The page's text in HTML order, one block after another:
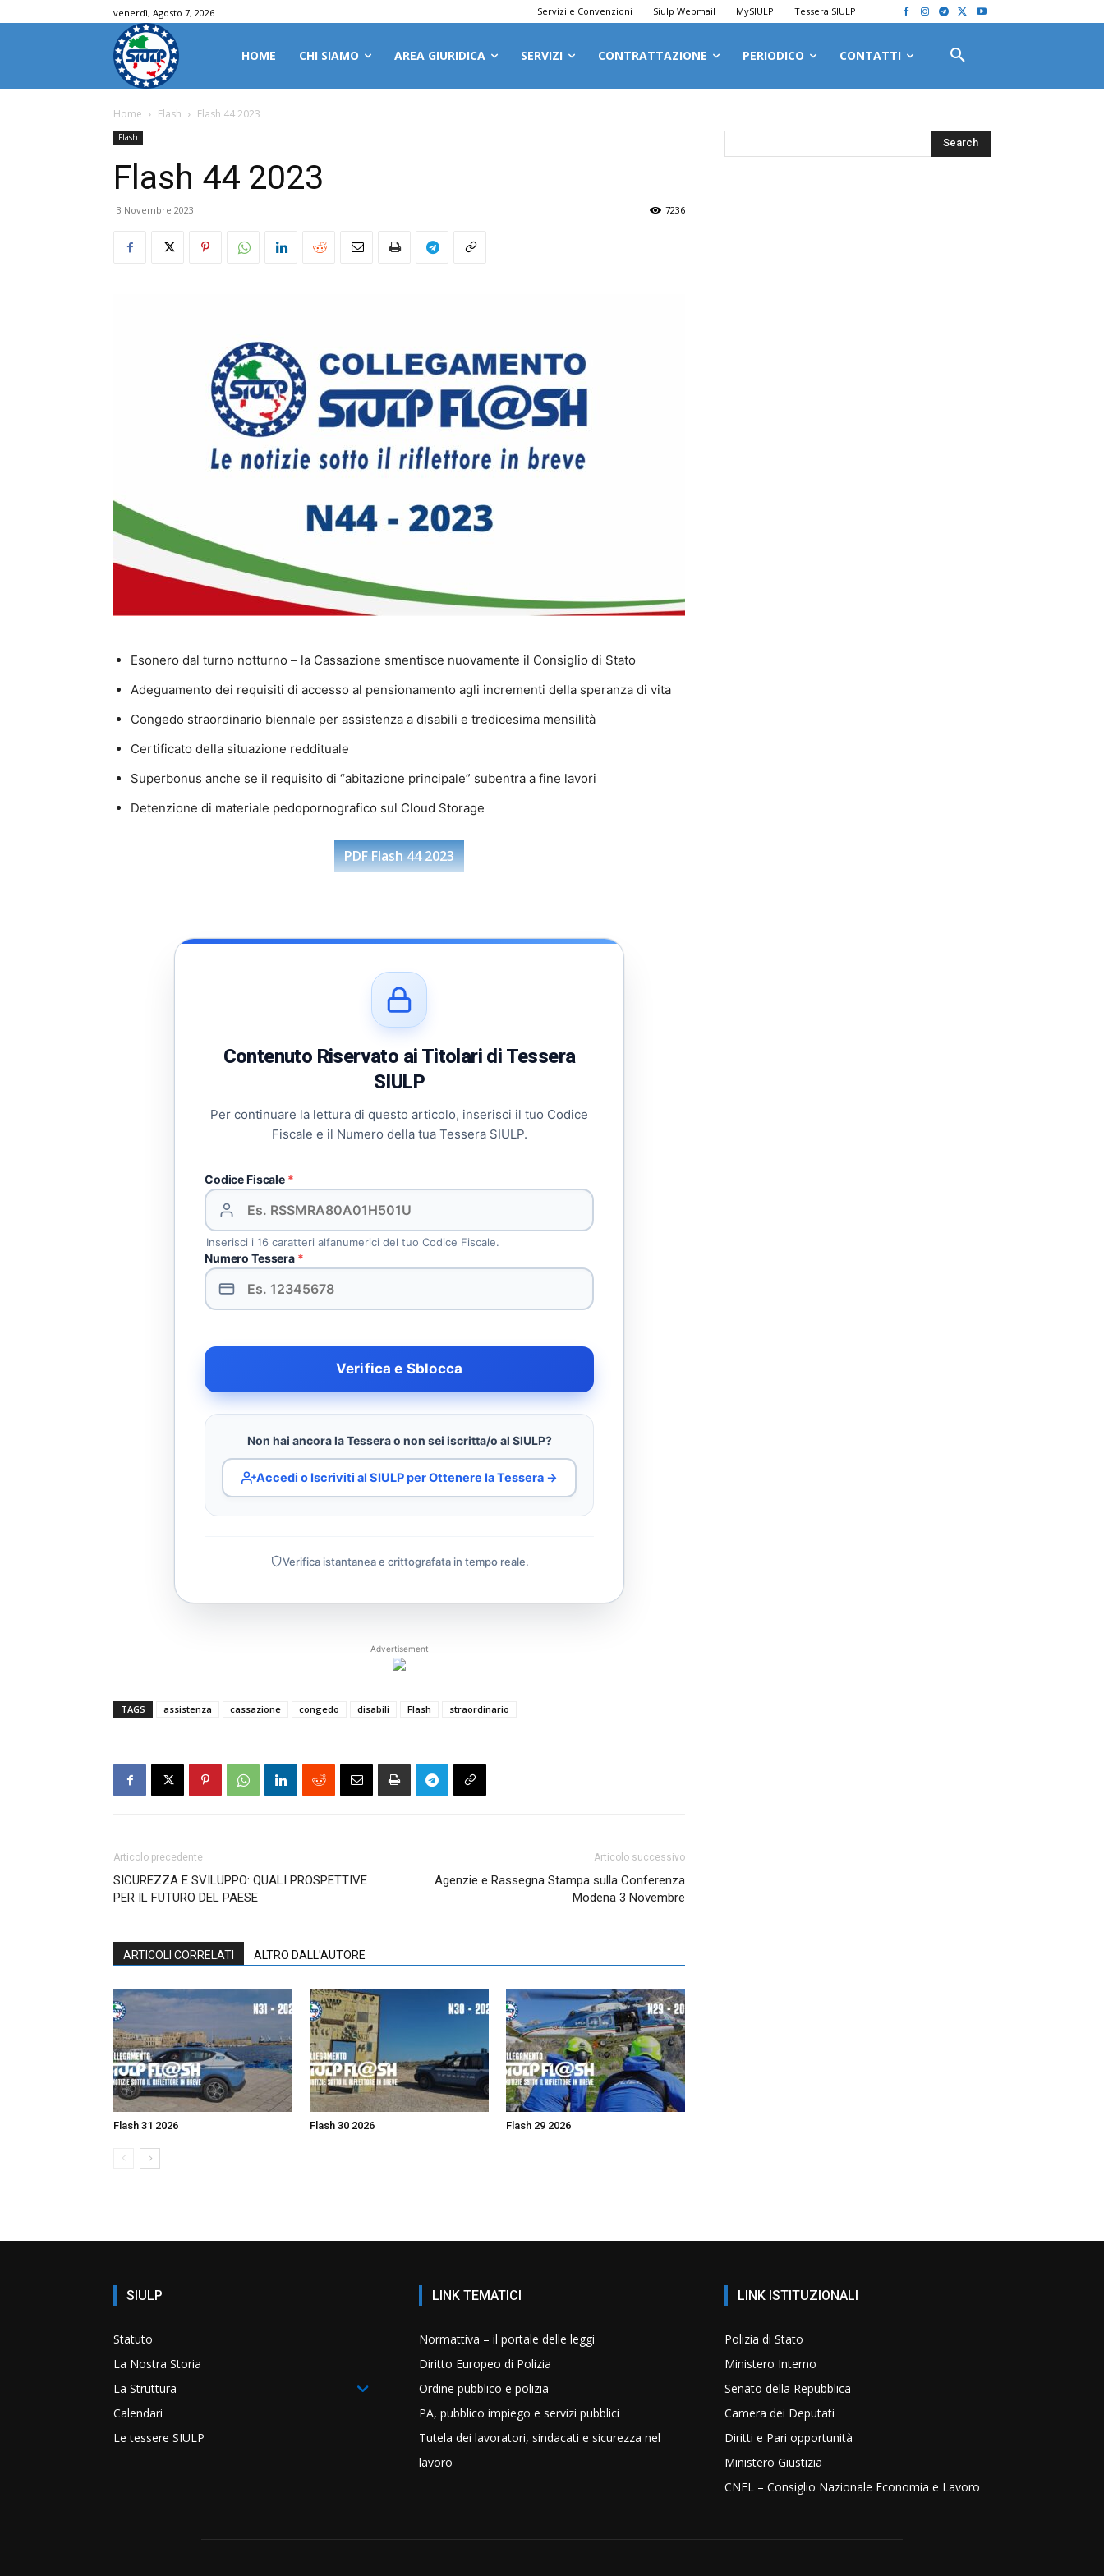
venerdì, Agosto 7, 2026 Servizi e Convenzioni Siulp Webmail MySIULP Tessera SIULP
HOME CHI SIAMO AREA GIURIDICA SERVIZI CONTRATTAZIONE PERIODICO CONTATTI
Home Flash Flash 44 2023
Flash
Flash 44 2023
3 Novembre 2023 7236
Esonero dal turno notturno – la Cassazione smentisce nuovamente il Consiglio di Stato
Adeguamento dei requisiti di accesso al pensionamento agli incrementi della speranza di vita
Congedo straordinario biennale per assistenza a disabili e tredicesima mensilità
Certificato della situazione reddituale
Superbonus anche se il requisito di “abitazione principale” subentra a fine lavori
Detenzione di materiale pedopornografico sul Cloud Storage
PDF Flash 44 2023
Contenuto Riservato ai Titolari di Tessera
SIULP
Per continuare la lettura di questo articolo, inserisci il tuo Codice
Fiscale e il Numero della tua Tessera SIULP.
Codice Fiscale *
Inserisci i 16 caratteri alfanumerici del tuo Codice Fiscale.
Numero Tessera *
Verifica e Sblocca
Non hai ancora la Tessera o non sei iscritta/o al SIULP?
Accedi o Iscriviti al SIULP per Ottenere la Tessera →
Verifica istantanea e crittografata in tempo reale.
Advertisement
TAGS assistenza cassazione congedo disabili Flash straordinario
Articolo precedente
SICUREZZA E SVILUPPO: QUALI PROSPETTIVE
PER IL FUTURO DEL PAESE
Articolo successivo
Agenzie e Rassegna Stampa sulla Conferenza
Modena 3 Novembre
ARTICOLI CORRELATI ALTRO DALL'AUTORE
Flash 31 2026 Flash 30 2026 Flash 29 2026
SIULP
Statuto
La Nostra Storia
La Struttura
Calendari
Le tessere SIULP
LINK TEMATICI
Normattiva – il portale delle leggi
Diritto Europeo di Polizia
Ordine pubblico e polizia
PA, pubblico impiego e servizi pubblici
Tutela dei lavoratori, sindacati e sicurezza nel
lavoro
LINK ISTITUZIONALI
Polizia di Stato
Ministero Interno
Senato della Repubblica
Camera dei Deputati
Diritti e Pari opportunità
Ministero Giustizia
CNEL – Consiglio Nazionale Economia e Lavoro